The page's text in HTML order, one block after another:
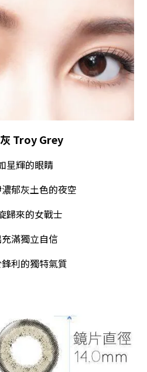
Troy Grey
星輝的眼睛
郁灰土色的夜空
歸來的女戰士
滿獨立自信
利的獨特氣質